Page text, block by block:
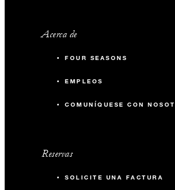
Acerca de
FOUR SEASONS
EMPLEOS
COMUNÍQUESE CON
Reservas
SOLICITE UNA FACTURA